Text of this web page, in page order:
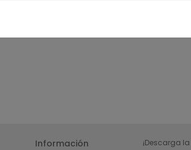
Información ¡Descarga la